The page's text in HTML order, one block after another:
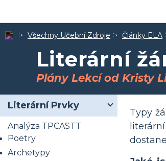
Všechny Učební Zdroje Články ELA
Literární
Plány Lekcí od Kristy
Literární Prvky
Analýza TPCASTT
Poetry
Archetypy
Typy